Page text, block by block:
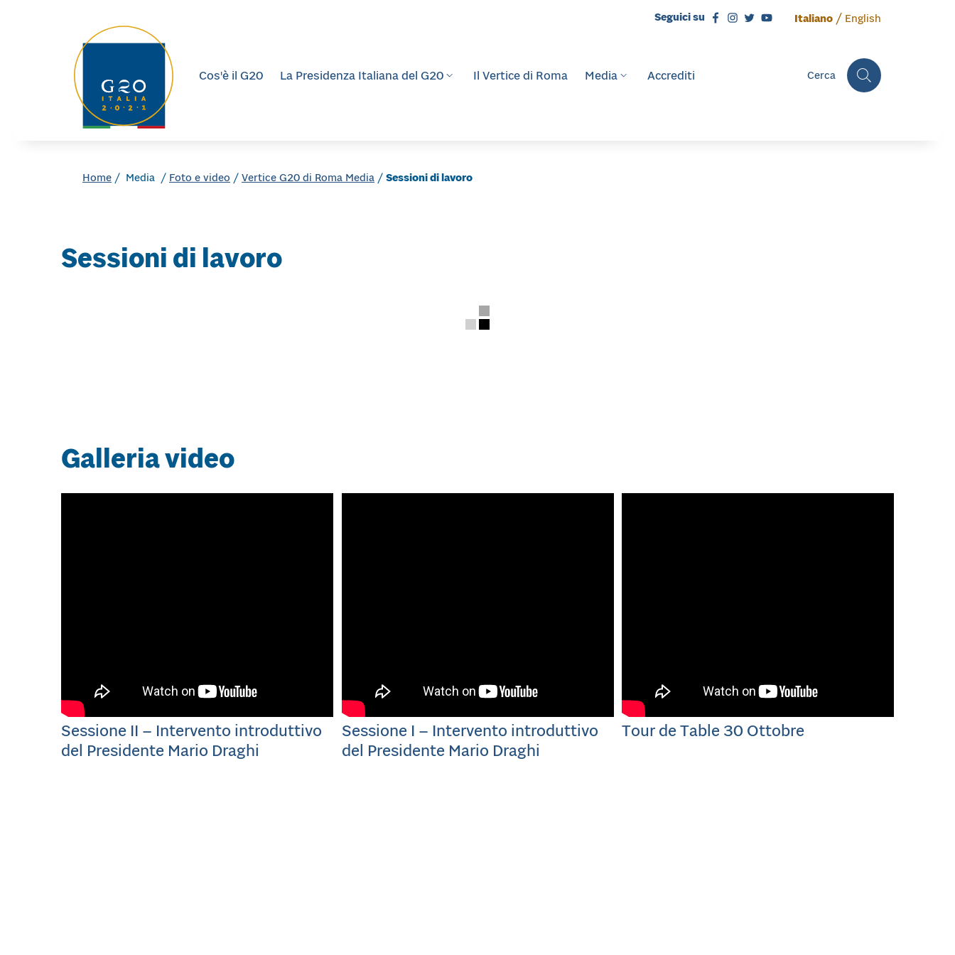
Seguici su Italiano / English
Cos'è il G20 La Presidenza Italiana del G20 Il Vertice di Roma Media Accrediti Cerca
Home / Media / Foto e video / Vertice G20 di Roma Media / Sessioni di lavoro
Sessioni di lavoro
Galleria video
Sessione II – Intervento introduttivo
del Presidente Mario Draghi
Sessione I – Intervento introduttivo
del Presidente Mario Draghi
Tour de Table 30 Ottobre